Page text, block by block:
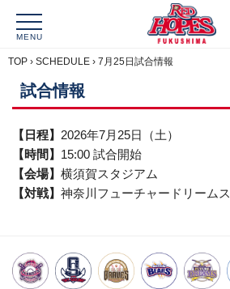
MENU
TOP › SCHEDULE › 7月25日試合情報
試合情報
【日程】 2026年7月25日（土）
【時間】 15:00 試合開始
【会場】 横須賀スタジアム
【対戦】 神奈川フューチャードリームス